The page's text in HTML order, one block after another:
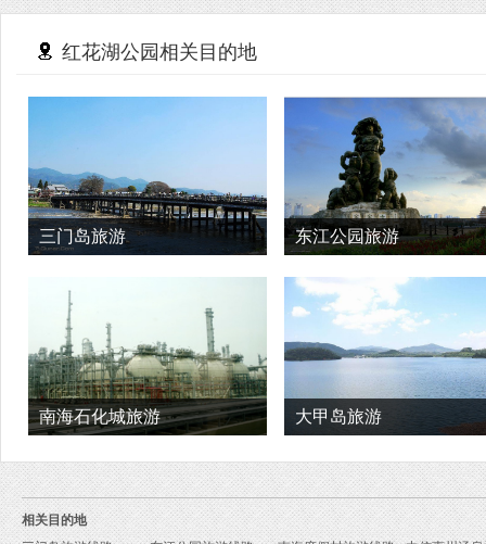
红花湖公园相关目的地
三门岛旅游 东江公园旅游
南海石化城旅游 大甲岛旅游
相关目的地